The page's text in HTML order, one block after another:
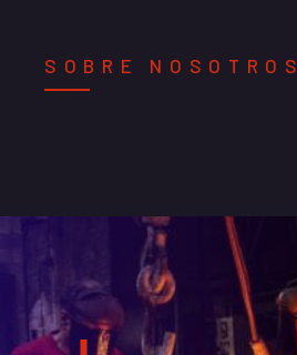
SOBRE NOSOTROS